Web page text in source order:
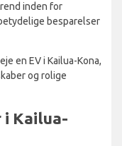
inden for
besparelser
en EV i Kailua-Kona,
og rolige
Kailua-